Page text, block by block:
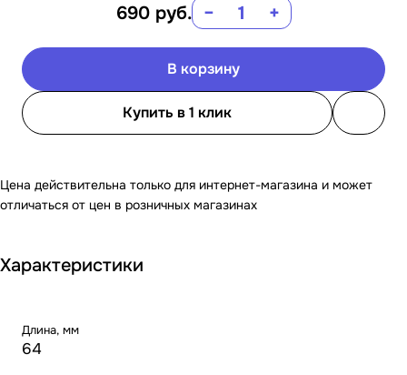
690 руб. − +
В корзину
Купить в 1 клик
Цена действительна только для интернет-магазина и может
отличаться от цен в розничных магазинах
Характеристики
Длина, мм
64